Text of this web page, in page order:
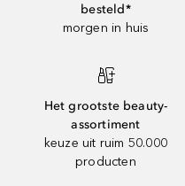
besteld*
morgen in huis
Het grootste beauty-
assortiment
keuze uit ruim 50.000
producten